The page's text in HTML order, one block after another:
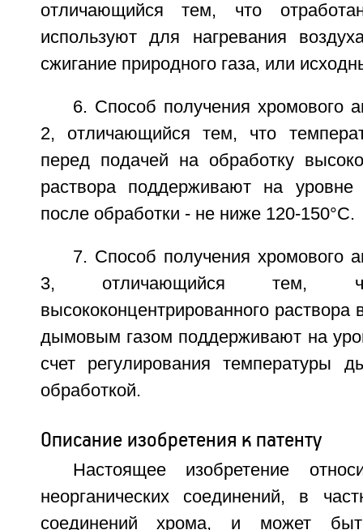
отличающийся тем, что
используют для нагревания
сжигание природного газа, или
6. Способ получения хромового
2, отличающийся тем, что
перед подачей на обработку
раствора поддерживают на
после обработки - не ниже 120-150°С.
7. Способ получения хромового
3, отличающийся тем,
высококонцентрированного раствора
дымовым газом поддерживают на
счет регулирования температуры
обработкой.
Описание изобретения к патенту
Настоящее изобретение
неорганических соединений, в
соединений хрома, и может